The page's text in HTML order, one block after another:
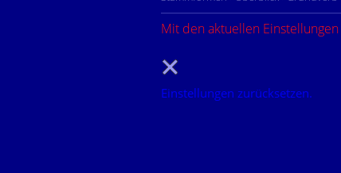
Mit den aktuellen
Einstellungen zurücksetzen.